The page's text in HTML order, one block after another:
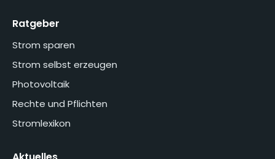
Ratgeber
Strom sparen
Strom selbst erzeugen
Photovoltaik
Rechte und Pflichten
Stromlexikon